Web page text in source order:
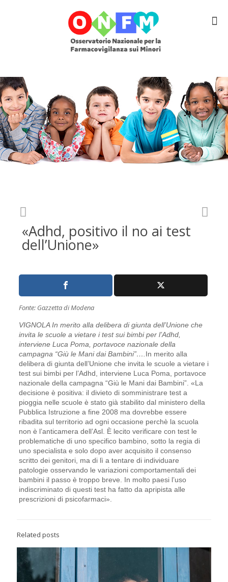
«Adhd, positivo il no ai test
dell’Unione»
Fonte: Gazzetta di Modena
VIGNOLA In merito alla delibera di giunta dell’Unione che
invita le scuole a vietare i test sui bimbi per l’Adhd,
interviene Luca Poma, portavoce nazionale della
campagna “Giù le Mani dai Bambini”…. In merito alla
delibera di giunta dell’Unione che invita le scuole a vietare i
test sui bimbi per l’Adhd, interviene Luca Poma, portavoce
nazionale della campagna “Giù le Mani dai Bambini”. «La
decisione è positiva: il divieto di somministrare test a
pioggia nelle scuole è stato già stabilito dal ministero della
Pubblica Istruzione a fine 2008 ma dovrebbe essere
ribadita sul territorio ad ogni occasione perchè la scuola
non è l’anticamera dell’Asl. È lecito verificare con test le
problematiche di uno specifico bambino, sotto la regia di
uno specialista e solo dopo aver acquisito il consenso
scritto dei genitori, ma di lì a tentare di individuare
patologie osservando le variazioni comportamentali dei
bambini il passo è troppo breve. In molto paesi l’uso
indiscriminato di questi test ha fatto da apripista alle
prescrizioni di psicofarmaci».
Related posts